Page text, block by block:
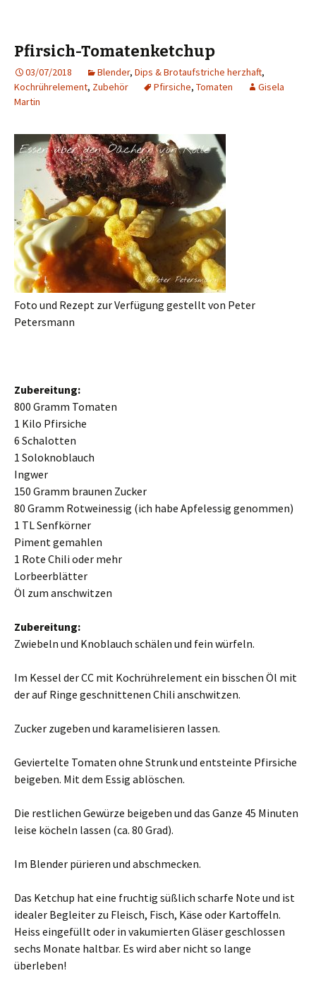
Pfirsich-Tomatenketchup
03/07/2018 Blender, Dips & Brotaufstriche herzhaft,
Kochrührelement, Zubehör Pfirsiche, Tomaten
Gisela
Martin
Foto und Rezept zur Verfügung gestellt von Peter
Petersmann
Zubereitung:
800 Gramm Tomaten
1 Kilo Pfirsiche
6 Schalotten
1 Soloknoblauch
Ingwer
150 Gramm braunen Zucker
80 Gramm Rotweinessig (ich habe Apfelessig genommen)
1 TL Senfkörner
Piment gemahlen
1 Rote Chili oder mehr
Lorbeerblätter
Öl zum anschwitzen
Zubereitung:
Zwiebeln und Knoblauch schälen und fein würfeln.
Im Kessel der CC mit Kochrührelement ein bisschen Öl mit
der auf Ringe geschnittenen Chili anschwitzen.
Zucker zugeben und karamelisieren lassen.
Geviertelte Tomaten ohne Strunk und entsteinte Pfirsiche
beigeben. Mit dem Essig ablöschen.
Die restlichen Gewürze beigeben und das Ganze 45 Minuten
leise köcheln lassen (ca. 80 Grad).
Im Blender pürieren und abschmecken.
Das Ketchup hat eine fruchtig süßlich scharfe Note und ist
idealer Begleiter zu Fleisch, Fisch, Käse oder Kartoffeln.
Heiss eingefüllt oder in vakumierten Gläser geschlossen
sechs Monate haltbar. Es wird aber nicht so lange
überleben!